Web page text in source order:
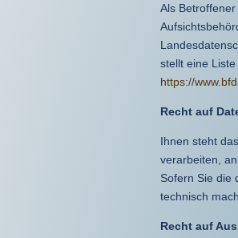
Als
stellt eine
https://
Recht auf
Ihnen steht
verarbeiten,
Sofern Sie die
technisch
Recht auf